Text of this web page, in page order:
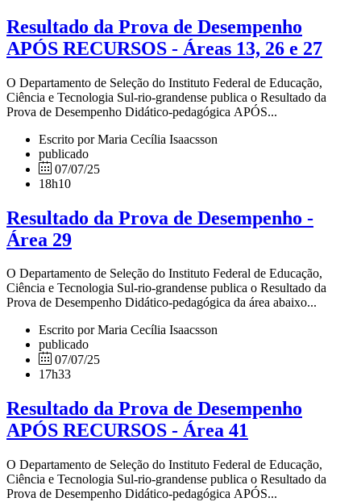
Resultado da Prova de Desempenho
APÓS RECURSOS - Áreas 13, 26 e 27
O Departamento de Seleção do Instituto Federal de Educação,
Ciência e Tecnologia Sul-rio-grandense publica o Resultado da
Prova de Desempenho Didático-pedagógica APÓS...
Escrito por Maria Cecília Isaacsson
publicado
07/07/25
18h10
Resultado da Prova de Desempenho -
Área 29
O Departamento de Seleção do Instituto Federal de Educação,
Ciência e Tecnologia Sul-rio-grandense publica o Resultado da
Prova de Desempenho Didático-pedagógica da área abaixo...
Escrito por Maria Cecília Isaacsson
publicado
07/07/25
17h33
Resultado da Prova de Desempenho
APÓS RECURSOS - Área 41
O Departamento de Seleção do Instituto Federal de Educação,
Ciência e Tecnologia Sul-rio-grandense publica o Resultado da
Prova de Desempenho Didático-pedagógica APÓS...